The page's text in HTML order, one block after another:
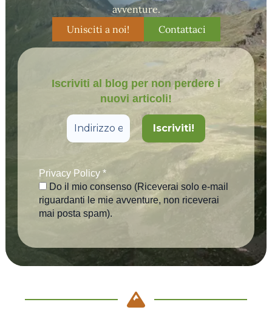
avventure.
Unisciti a noi!
Contattaci
Iscriviti al blog per non perdere i
nuovi articoli!
Privacy Policy *
Do il mio consenso (Riceverai solo e-mail
riguardanti le mie avventure, non riceverai
mai posta spam).